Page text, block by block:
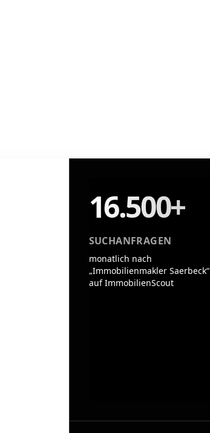
16.500+
SUCHANFRAGEN
monatlich nach
„Immobilienmakler Saerbeck“
auf ImmobilienScout